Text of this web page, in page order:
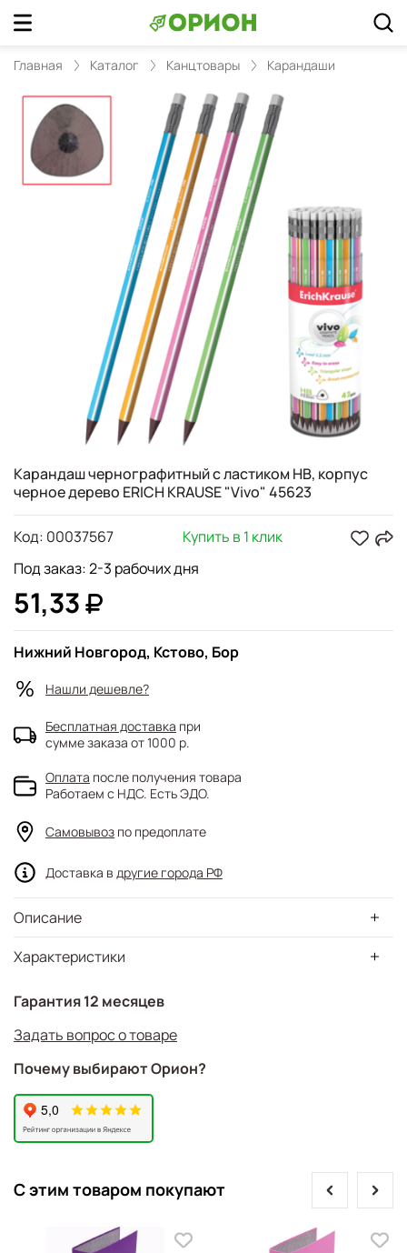
Главная Каталог Канцтовары Карандаши
Карандаш чернографитный с ластиком HB, корпус
черное дерево ERICH KRAUSE "Vivo" 45623
Характеристики
Описание
Гарантия 12 месяцев
Задать вопрос о товаре
Почему выбирают Орион?
Под заказ: 2-3 рабочих дня
51,33
Код: 00037567 Купить в 1 клик
Нижний Новгород, Кстово, Бор
Нашли дешевле?
Бесплатная доставка при
сумме заказа от 1000 р.
Оплата после получения товара
Работаем с НДС. Есть ЭДО.
Самовывоз по предоплате
Доставка в другие города РФ
С этим товаром покупают
prev next